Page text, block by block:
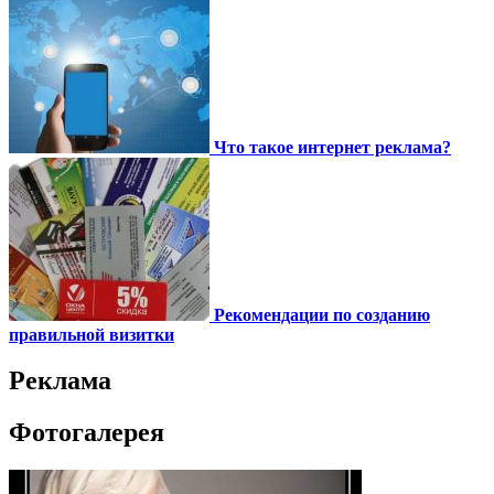
Что такое интернет реклама?
Рекомендации по созданию
правильной визитки
Реклама
Фотогалерея